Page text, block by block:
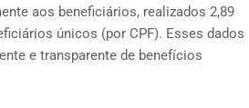
aos beneficiários, realizados 2,89
únicos (por CPF). Esses dados
e transparente de benefícios